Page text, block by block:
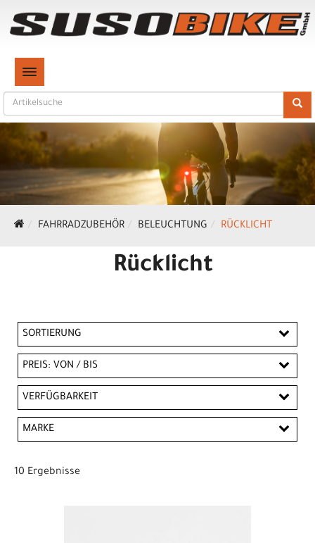
TOGGLE NAVIGATION
FAHRRADZUBEHÖR BELEUCHTUNG RÜCKLICHT
Rücklicht
SORTIERUNG
PREIS: VON / BIS
CHF
VERFÜGBARKEIT
MARKE
10 Ergebnisse